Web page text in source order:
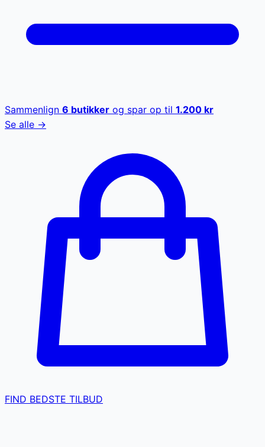
Sammenlign 6 butikker og spar op til 1.200 kr
Se alle →
FIND BEDSTE TILBUD